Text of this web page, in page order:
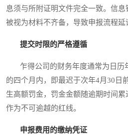
息须与所附证明文件完全一致。信
被视为材料不齐备，导致申报流程延
提交时限的严格遵循
乍得公司的财务年度通常为日历
的四个月内，即最迟于次年4月30日
生高额罚金，罚金金额随逾期时间
作为不可逾越的红线。
申报费用的缴纳凭证